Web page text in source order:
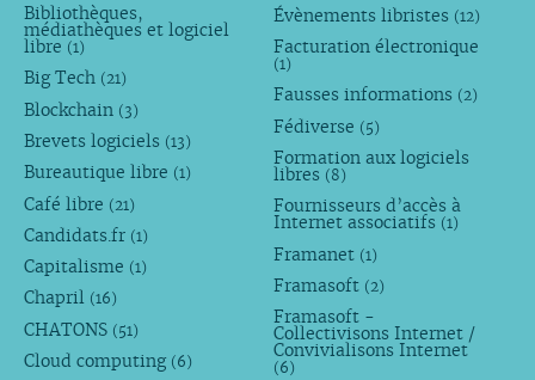
Bibliothèques,
médiathèques et logiciel
libre (1)
Big Tech (21)
Blockchain (3)
Brevets logiciels (13)
Bureautique libre (1)
Café libre (21)
Candidats.fr (1)
Capitalisme (1)
Chapril (16)
CHATONS (51)
Cloud computing (6)
Évènements libristes (12)
Facturation électronique
(1)
Fausses informations (2)
Fédiverse (5)
Formation aux logiciels
libres (8)
Fournisseurs d’accès à
Internet associatifs (1)
Framanet (1)
Framasoft (2)
Framasoft -
Collectivisons Internet /
Convivialisons Internet
(6)